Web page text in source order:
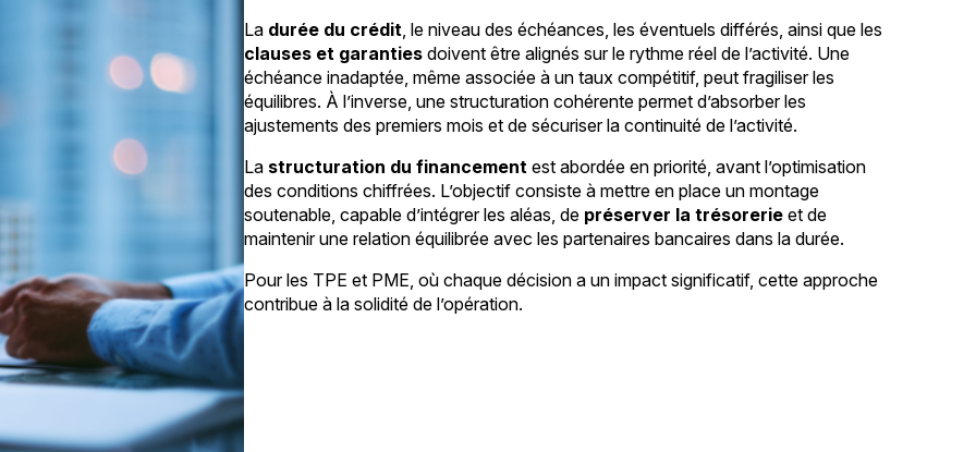
La durée du crédit , le niveau des échéances, les éventuels différés, ainsi que les
clauses et garanties doivent être alignés sur le rythme réel de l’activité. Une
échéance inadaptée, même associée à un taux compétitif, peut fragiliser les
équilibres. À l’inverse, une structuration cohérente permet d’absorber les
ajustements des premiers mois et de sécuriser la continuité de l’activité.
La structuration du financement est abordée en priorité, avant l’optimisation
des conditions chiffrées. L’objectif consiste à mettre en place un montage
soutenable, capable d’intégrer les aléas, de préserver la trésorerie et de
maintenir une relation équilibrée avec les partenaires bancaires dans la durée.
Pour les TPE et PME, où chaque décision a un impact significatif, cette approche
contribue à la solidité de l’opération.